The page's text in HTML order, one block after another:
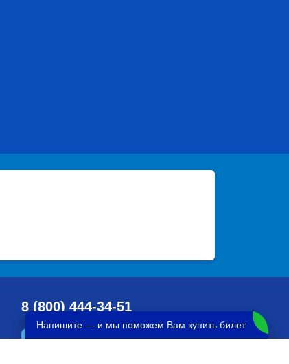
8 (800) 444-34-51
Телеграм-канал с конкурсами
Напишите — и мы поможем Вам купить билет